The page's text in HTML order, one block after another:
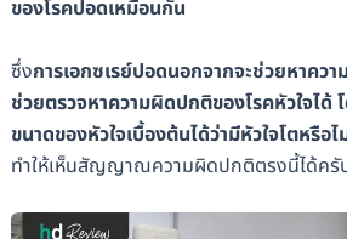
ของโรคปอดเหมือนกัน
ซึ่งการเอกซเรย์ปอดนอกจากจะช่วยหาคว
ช่วยตรวจหาความผิดปกติของโรคหัวใจได้
ขนาดของหัวใจเบื้องต้นได้ว่ามีหัวใจโตหรือไ
ทำให้เห็นสัญญาณความผิดปกติตรงนี้ได้ครั